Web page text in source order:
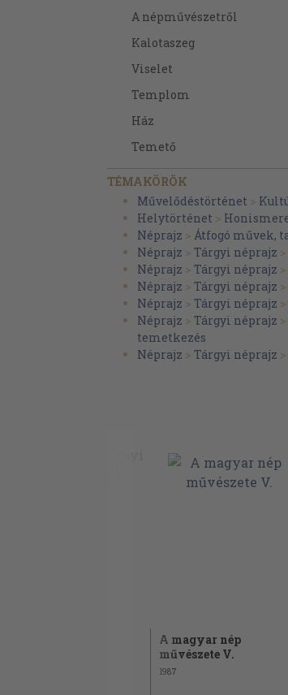
A népművészetről
Kalotaszeg
Viselet
Templom
Ház
Temető
II. kötet
A székelységről
Székelyföld
Viselet
Templom
Ház
Temető
Torockó
A pásztor művészkedése
A pásztorművészet diszítő
Templom
A ház és a mi a házban van
TÉMAKÖRÖK
Művelődéstörténet >
Helytörténet >
Néprajz > Átfogó művek,
Néprajz > Tárgyi néprajz >
Néprajz > Tárgyi néprajz >
Néprajz > Tárgyi néprajz >
Néprajz > Tárgyi néprajz >
Néprajz > Tárgyi néprajz >
temetkezés
Néprajz > Tárgyi néprajz >
A magyar nép
művészete V.
1987